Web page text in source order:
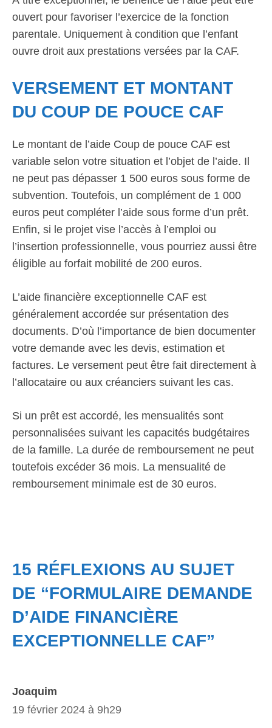
ouvert pour favoriser l’exercice de la fonction
parentale. Uniquement à condition que l’enfant
ouvre droit aux prestations versées par la CAF.
VERSEMENT ET MONTANT
DU COUP DE POUCE CAF
Le montant de l’aide Coup de pouce CAF est
variable selon votre situation et l’objet de l’aide. Il
ne peut pas dépasser 1 500 euros sous forme de
subvention. Toutefois, un complément de 1 000
euros peut compléter l’aide sous forme d’un prêt.
Enfin, si le projet vise l’accès à l’emploi ou
l’insertion professionnelle, vous pourriez aussi être
éligible au forfait mobilité de 200 euros.
L’aide financière exceptionnelle CAF est
généralement accordée sur présentation des
documents. D’où l’importance de bien documenter
votre demande avec les devis, estimation et
factures. Le versement peut être fait directement à
l’allocataire ou aux créanciers suivant les cas.
Si un prêt est accordé, les mensualités sont
personnalisées suivant les capacités budgétaires
de la famille. La durée de remboursement ne peut
toutefois excéder 36 mois. La mensualité de
remboursement minimale est de 30 euros.
15 RÉFLEXIONS AU SUJET
DE “FORMULAIRE DEMANDE
D’AIDE FINANCIÈRE
EXCEPTIONNELLE CAF”
Joaquim
19 février 2024 à 9h29